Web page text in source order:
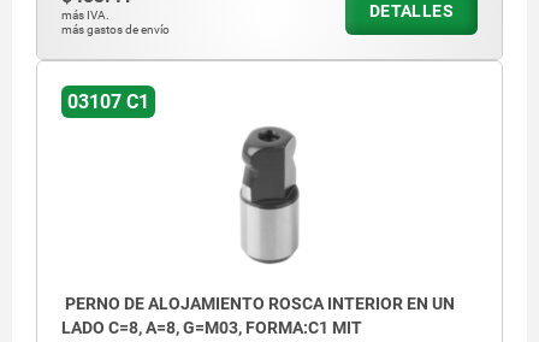
más IVA.
más gastos de envío
DETALLES
03107 C1
PERNO DE ALOJAMIENTO ROSCA INTERIOR EN UN
LADO C=8, A=8, G=M03, FORMA:C1 MIT